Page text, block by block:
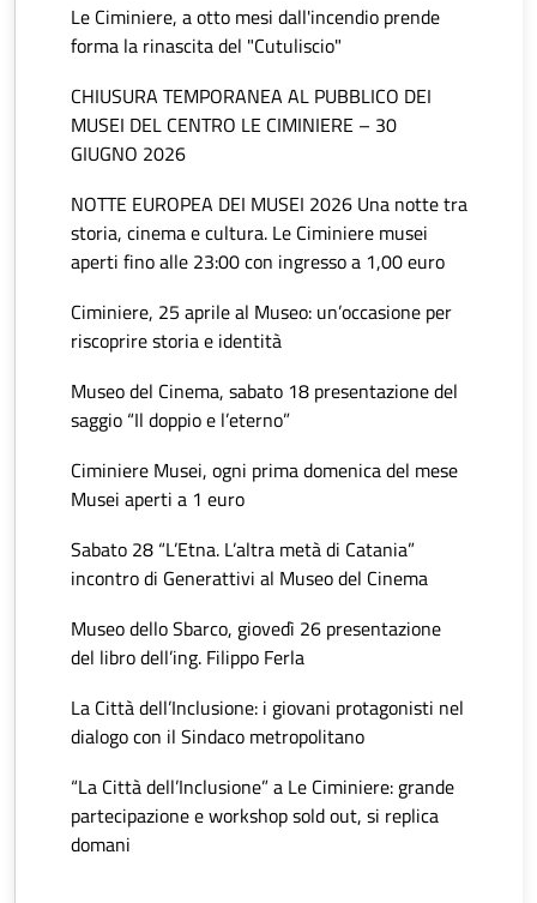
Le Ciminiere, a otto mesi dall'incendio prende
forma la rinascita del "Cutuliscio"
CHIUSURA TEMPORANEA AL PUBBLICO DEI
MUSEI DEL CENTRO LE CIMINIERE – 30
GIUGNO 2026
NOTTE EUROPEA DEI MUSEI 2026 Una notte tra
storia, cinema e cultura. Le Ciminiere musei
aperti fino alle 23:00 con ingresso a 1,00 euro
Ciminiere, 25 aprile al Museo: un’occasione per
riscoprire storia e identità
Museo del Cinema, sabato 18 presentazione del
saggio “Il doppio e l’eterno”
Ciminiere Musei, ogni prima domenica del mese
Musei aperti a 1 euro
Sabato 28 “L’Etna. L’altra metà di Catania”
incontro di Generattivi al Museo del Cinema
Museo dello Sbarco, giovedì 26 presentazione
del libro dell’ing. Filippo Ferla
La Città dell’Inclusione: i giovani protagonisti nel
dialogo con il Sindaco metropolitano
“La Città dell’Inclusione” a Le Ciminiere: grande
partecipazione e workshop sold out, si replica
domani